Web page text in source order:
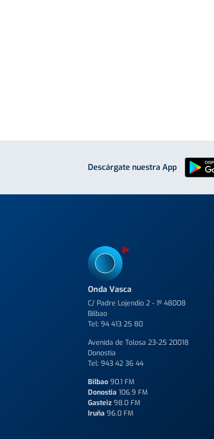
Descárgate nuestra App
Onda Vasca
C/ Padre Lojendio 2 - 1º 48008
Bilbao
Tel: 94 413 25 80
Avenida de Tolosa 23-25 20018
Donostia
Tel: 943 42 36 44
Bilbao 90.1 FM
Donostia 106.9 FM
Gasteiz 98.0 FM
Iruña 96.0 FM